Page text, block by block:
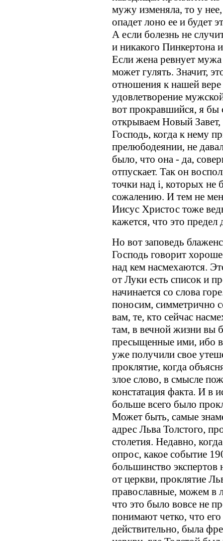
мужу изменяла, то у
опадет лоно ее и будет
А если болезнь не
и никакого
Если жена ревнует
может гулять. Значит,
отношения к нашей
удовлетворение
вот прокравшийся, я бы
открываем Новый Завет,
Господь, когда к нему
прелюбодеянии, не
было, что она - да,
отпускает. Так он
точки над i, которых не
сожалению. И тем не
Иисус Христос тоже
кажется, что это
Но вот заповедь
Господь говорит
над кем насмехаются.
от Луки есть список и
начинается со слова
поносим, симметрично
вам, те, кто сейчас
там, в вечной жизни вы
пресыщенные ими, ибо
уже получили свое
проклятие, когда
злое слово, в смысле
констатация факта. И в
больше всего было
Может быть, самые
адрес Льва Толстого,
столетия. Недавно,
опрос, какое событие
большинство экспертов
от церкви, проклятие
православные, можем в
что это было вовсе не
понимают четко, что
действительно, была